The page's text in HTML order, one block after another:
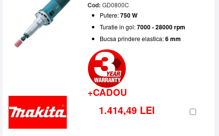
Cod: GD0800C
Putere:750 W
Turatie in gol:7000 - 28000 rpm
Bucsa prindere elastica:6 mm
+CADOU
1.414,49 LEI